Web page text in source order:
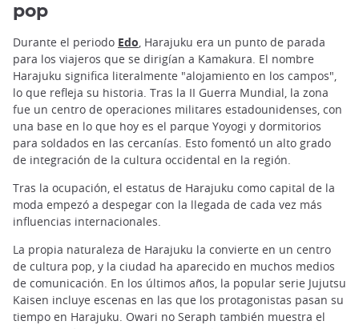
pop
Durante el periodo Edo, Harajuku era un punto de parada
para los viajeros que se dirigían a Kamakura. El nombre
Harajuku significa literalmente "alojamiento en los campos",
lo que refleja su historia. Tras la II Guerra Mundial, la zona
fue un centro de operaciones militares estadounidenses, con
una base en lo que hoy es el parque Yoyogi y dormitorios
para soldados en las cercanías. Esto fomentó un alto grado
de integración de la cultura occidental en la región.
Tras la ocupación, el estatus de Harajuku como capital de la
moda empezó a despegar con la llegada de cada vez más
influencias internacionales.
La propia naturaleza de Harajuku la convierte en un centro
de cultura pop, y la ciudad ha aparecido en muchos medios
de comunicación. En los últimos años, la popular serie Jujutsu
Kaisen incluye escenas en las que los protagonistas pasan su
tiempo en Harajuku. Owari no Seraph también muestra el